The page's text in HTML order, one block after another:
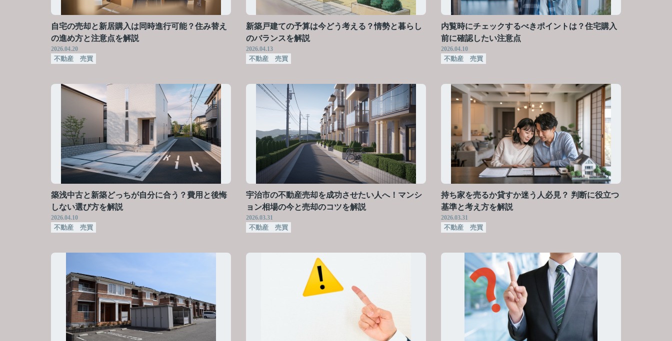
自宅の売却と新居購入は同時進行可能？住み替え
の進め方と注意点を解説
2026.04.20
不動産 売買
新築戸建ての予算は今どう考える？情勢と暮らし
のバランスを解説
2026.04.13
不動産 売買
内覧時にチェックするべきポイントは？住宅購入
前に確認したい注意点
2026.04.10
不動産 売買
築浅中古と新築どっちが自分に合う？費用と後悔
しない選び方を解説
2026.04.10
不動産 売買
宇治市の不動産売却を成功させたい人へ！マンシ
ョン相場の今と売却のコツを解説
2026.03.31
不動産 売買
持ち家を売るか貸すか迷う人必見？ 判断に役立つ
基準と考え方を解説
2026.03.31
不動産 売買